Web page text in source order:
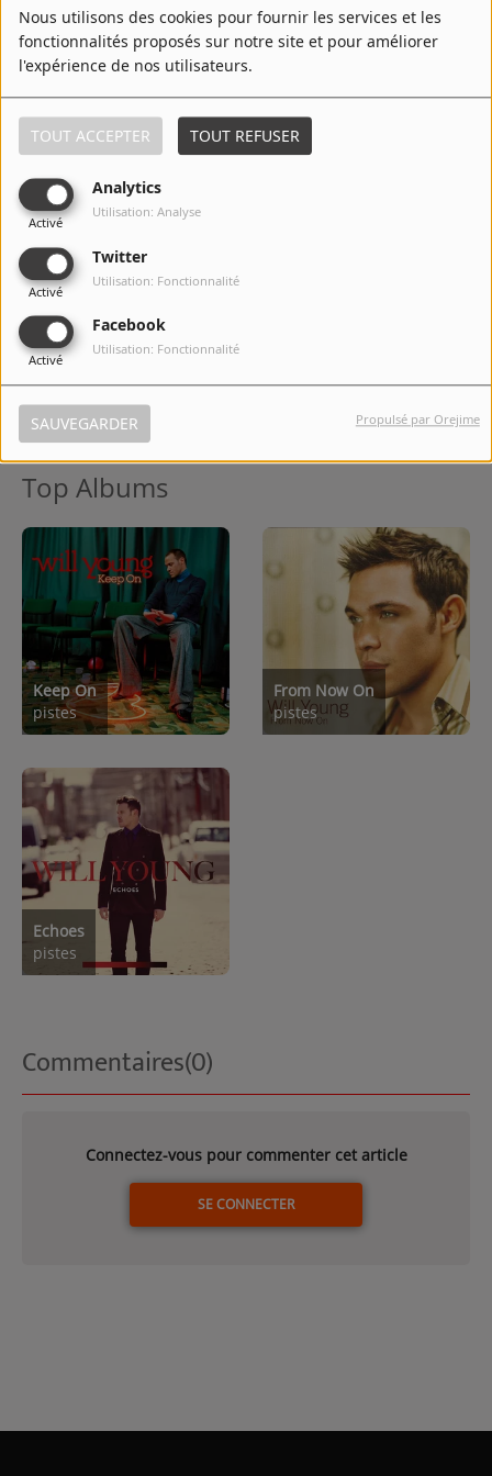
Nous utilisons des cookies pour fournir les services et les
fonctionnalités proposés sur notre site et pour améliorer
l'expérience de nos utilisateurs.
TOUT ACCEPTER TOUT REFUSER
Analytics
Activé
Utilisation: Analyse
Twitter
Activé
Utilisation: Fonctionnalité
Facebook
Activé
Utilisation: Fonctionnalité
SAUVEGARDER Propulsé par Orejime
7 Changes
8 Your Game
9
10 Switch It On
Top Albums
Keep On
pistes
From Now On
pistes
Echoes
pistes
Commentaires(0)
Connectez-vous pour commenter cet article
SE CONNECTER